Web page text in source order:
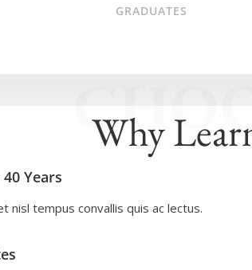
GRADUATES
Why
Years
nisl tempus convallis quis ac lectus.